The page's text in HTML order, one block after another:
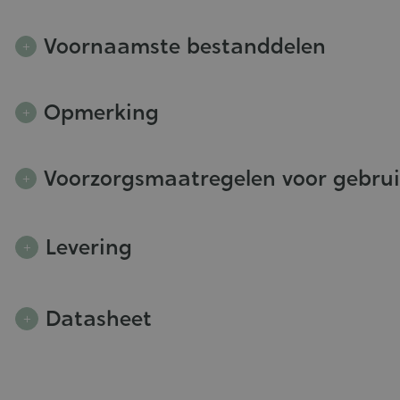
Voornaamste bestanddelen
Opmerking
Voorzorgsmaatregelen voor
Levering
Datasheet